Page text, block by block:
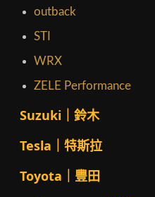
outback
STI
WRX
ZELE Performance
Suzuki｜鈴木
Tesla｜特斯拉
Toyota｜豐田